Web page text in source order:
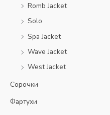
Romb Jacket
Solo
Spa Jacket
Wave Jacket
West Jacket
Сорочки
Фартухи